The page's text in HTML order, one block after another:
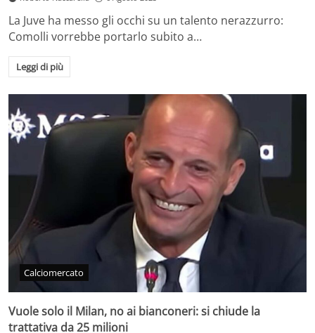
La Juve ha messo gli occhi su un talento nerazzurro:
Comolli vorrebbe portarlo subito a…
Leggi di più
Calciomercato
Vuole solo il Milan, no ai bianconeri: si chiude la
trattativa da 25 milioni